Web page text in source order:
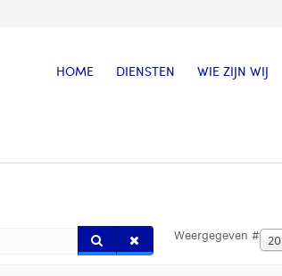
HOME DIENSTEN WIE ZIJN WIJ
Weergegeven # 20